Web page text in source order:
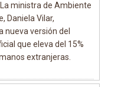
La ministra de Ambiente
Daniela Vilar,
nueva versión del
que eleva del 15%
extranjeras.